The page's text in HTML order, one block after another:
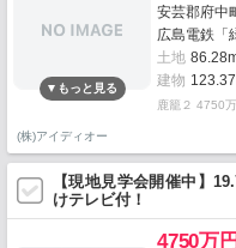
安芸郡府中
広島電鉄「
土地
建物
鹿籠２ 4750
(株)アイディオー
【現地見学会開催中】
けテレビ付！
4750万円